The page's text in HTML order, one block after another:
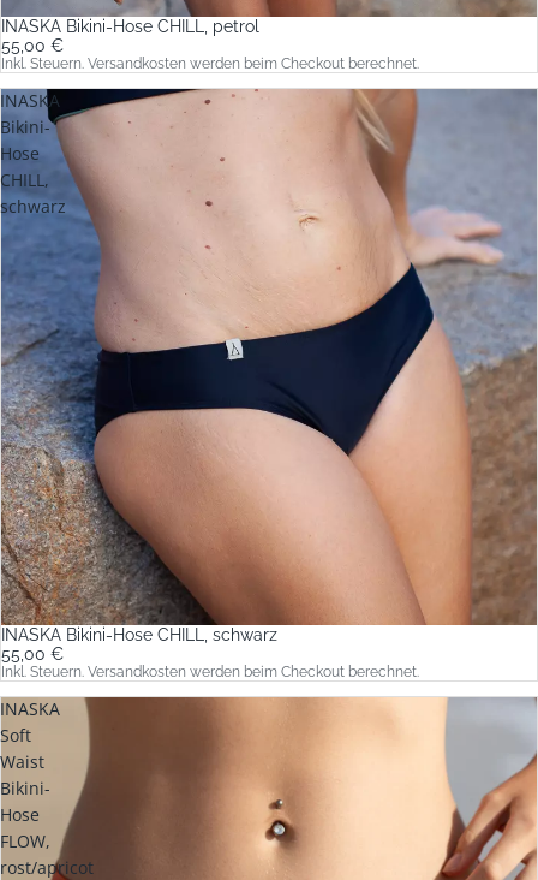
INASKA Bikini-Hose CHILL, petrol
55,00 €
Inkl. Steuern. Versandkosten werden beim Checkout berechnet.
INASKA
Bikini-
Hose
CHILL,
schwarz
INASKA Bikini-Hose CHILL, schwarz
55,00 €
Inkl. Steuern. Versandkosten werden beim Checkout berechnet.
INASKA
Soft
Waist
Bikini-
Hose
FLOW,
rost/apricot